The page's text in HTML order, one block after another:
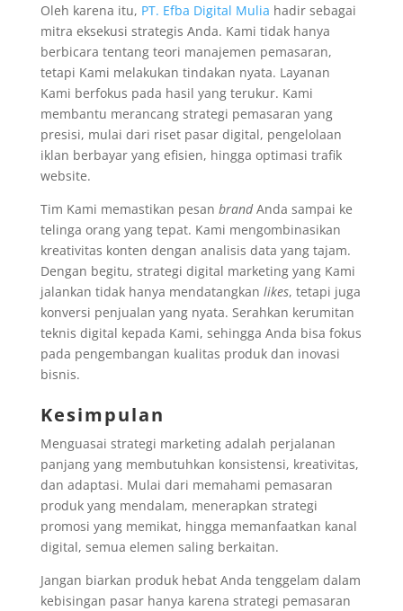
Oleh karena itu, PT. Efba Digital Mulia hadir sebagai
mitra eksekusi strategis Anda. Kami tidak hanya
berbicara tentang teori manajemen pemasaran,
tetapi Kami melakukan tindakan nyata. Layanan
Kami berfokus pada hasil yang terukur. Kami
membantu merancang strategi pemasaran yang
presisi, mulai dari riset pasar digital, pengelolaan
iklan berbayar yang efisien, hingga optimasi trafik
website.
Tim Kami memastikan pesan brandAnda sampai ke
telinga orang yang tepat. Kami mengombinasikan
kreativitas konten dengan analisis data yang tajam.
Dengan begitu, strategi digital marketing yang Kami
jalankan tidak hanya mendatangkan likes, tetapi juga
konversi penjualan yang nyata. Serahkan kerumitan
teknis digital kepada Kami, sehingga Anda bisa fokus
pada pengembangan kualitas produk dan inovasi
bisnis.
Kesimpulan
Menguasai strategi marketing adalah perjalanan
panjang yang membutuhkan konsistensi, kreativitas,
dan adaptasi. Mulai dari memahami pemasaran
produk yang mendalam, menerapkan strategi
promosi yang memikat, hingga memanfaatkan kanal
digital, semua elemen saling berkaitan.
Jangan biarkan produk hebat Anda tenggelam dalam
kebisingan pasar hanya karena strategi pemasaran